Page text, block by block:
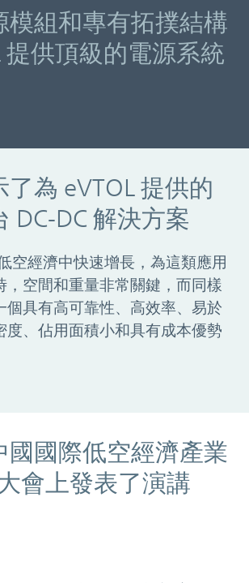
模組和專有拓撲結構
提供頂級的電源系統
為 eVTOL 提供的
DC-DC 解決方案
空經濟中快速增長，為這類應用
，空間和重量非常關鍵，而同樣
個具有高可靠性、高效率、易於
度、佔用面積小和具有成本優勢
國國際低空經濟產業
會上發表了演講